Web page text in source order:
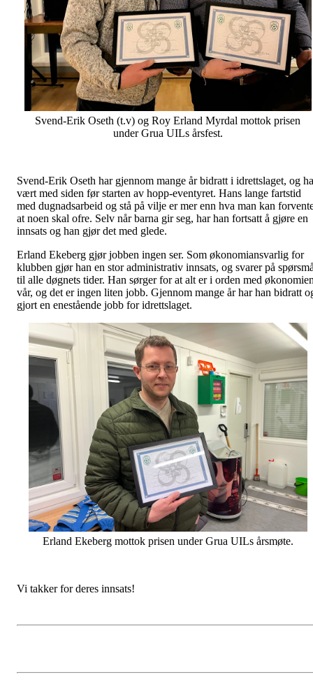
Svend-Erik Oseth (t.v) og Roy Erland Myrdal mottok prisen
under Grua UILs årsfest.
Svend-Erik Oseth har gjennom mange år bidratt i idrettslaget, og
vært med siden før starten av hopp-eventyret. Hans lange fartstid
med dugnadsarbeid og stå på vilje er mer enn hva man kan
at noen skal ofre. Selv når barna gir seg, har han fortsatt å gjøre en
innsats og han gjør det med glede.
Erland Ekeberg gjør jobben ingen ser. Som økonomiansvarlig for
klubben gjør han en stor administrativ innsats, og svarer på
til alle døgnets tider. Han sørger for at alt er i orden med
vår, og det er ingen liten jobb. Gjennom mange år har han bidratt
gjort en enestående jobb for idrettslaget.
Erland Ekeberg mottok prisen under Grua UILs årsmøte.
Vi takker for deres innsats!